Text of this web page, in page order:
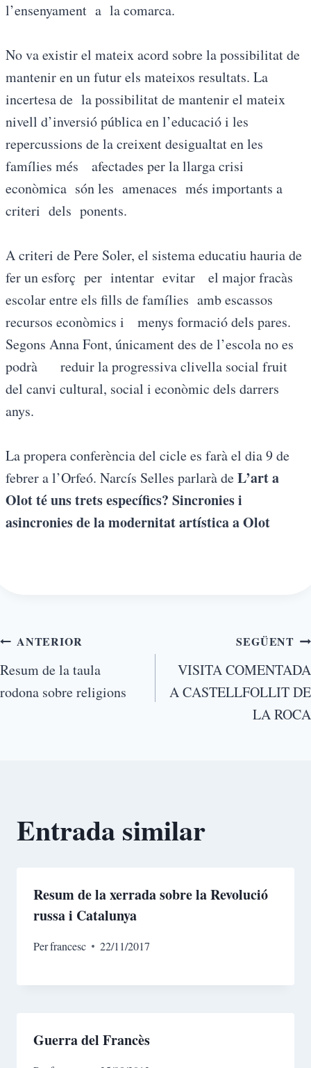
l’ensenyament a la comarca.
No va existir el mateix acord sobre la possibilitat de
mantenir en un futur els mateixos resultats. La
incertesa de la possibilitat de mantenir el mateix
nivell d’inversió pública en l’educació i les
repercussions de la creixent desigualtat en les
famílies més afectades per la llarga crisi
econòmica són les amenaces més importants a
criteri dels ponents.
A criteri de Pere Soler, el sistema educatiu hauria de
fer un esforç per intentar evitar el major fracàs
escolar entre els fills de famílies amb escassos
recursos econòmics i menys formació dels pares.
Segons Anna Font, únicament des de l’escola no es
podrà reduir la progressiva clivella social fruit
del canvi cultural, social i econòmic dels darrers
anys.
La propera conferència del cicle es farà el dia 9 de
febrer a l’Orfeó. Narcís Selles parlarà deL’art a
Olot té uns trets específics? Sincronies i
asincronies de la modernitat artística a Olot
ANTERIOR
Resum de la taula
rodona sobre religions
SEGÜENT
VISITA COMENTADA
A CASTELLFOLLIT DE
LA ROCA
Entrada similar
Resum de la xerrada sobre la Revolució
russa i Catalunya
Perfrancesc 22/11/2017
Guerra del Francès